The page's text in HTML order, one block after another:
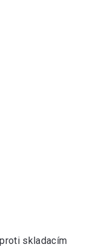
skladacím